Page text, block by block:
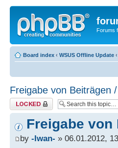
Forums
Board index ‹ WSUS Offline Update ‹
Freigabe von Beiträgen
Topic locked
Freigabe
by -Iwan- » 06.01.2012,